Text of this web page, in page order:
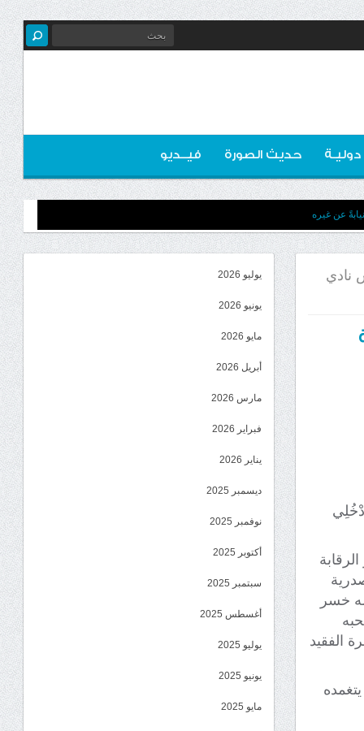
دوليـة حديث الصورة فيــديو
عن غيره
نادي
خسر
الفقيد
يوليو 2026
يونيو 2026
مايو 2026
أبريل 2026
مارس 2026
فبراير 2026
يناير 2026
ديسمبر 2025
نوفمبر 2025
أكتوبر 2025
سبتمبر 2025
أغسطس 2025
يوليو 2025
يونيو 2025
مايو 2025